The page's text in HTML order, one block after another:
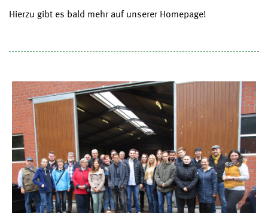
Hierzu gibt es bald mehr auf unserer Homepage!